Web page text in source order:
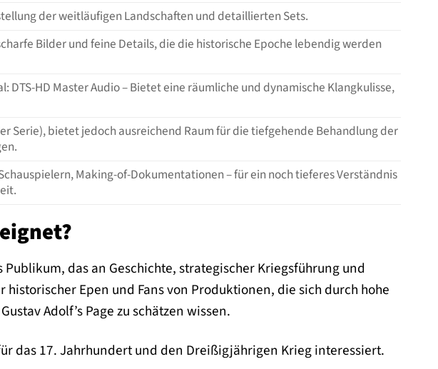
der weitläufigen Landschaften und detaillierten Sets.
Bilder und feine Details, die die historische Epoche lebendig werden
DTS-HD Master Audio – Bietet eine räumliche und dynamische Klangkulisse,
Serie), bietet jedoch ausreichend Raum für die tiefgehende Behandlung der
Making-of-Dokumentationen – für ein noch tieferes Verständnis
das an Geschichte, strategischer Kriegsführung und
Epen und Fans von Produktionen, die sich durch hohe
Adolf’s Page zu schätzen wissen.
das 17. Jahrhundert und den Dreißigjährigen Krieg interessiert.